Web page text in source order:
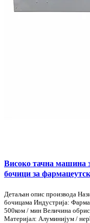
Високо тачна машина
бочици за
Детаљан опис производа
бочицама Индустрија:
500ком / мин Величина
Материјал: Алуминијум /